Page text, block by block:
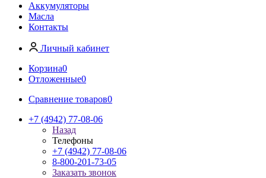
Аккумуляторы
Масла
Контакты
Личный кабинет
Корзина0
Отложенные0
Сравнение товаров0
+7 (4942) 77-08-06
Назад
Телефоны
+7 (4942) 77-08-06
8-800-201-73-05
Заказать звонок